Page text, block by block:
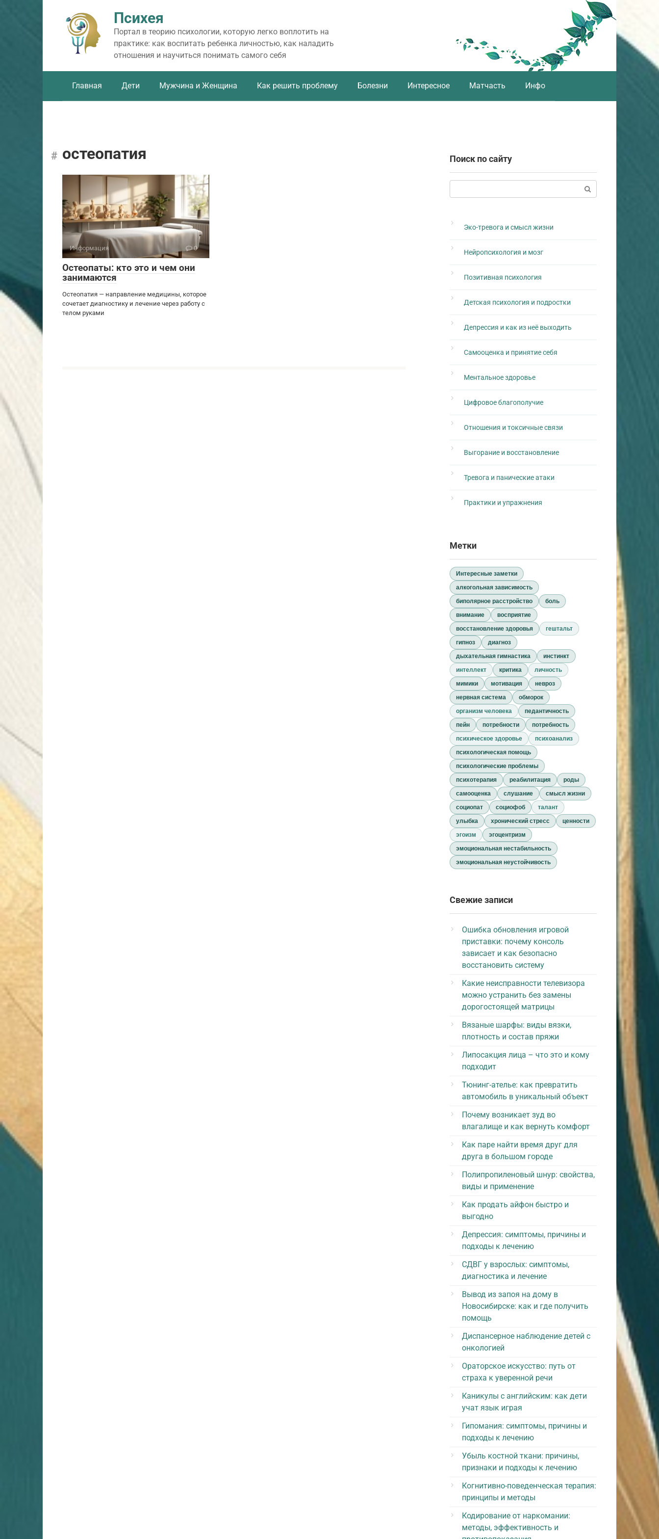
Психея
Портал в теорию психологии, которую легко воплотить на
практике: как воспитать ребенка личностью, как наладить
отношения и научиться понимать самого себя
Главная Дети Мужчина и Женщина Как решить проблему Болезни Интересное Матчасть Инфо
остеопатия
Информация 0
Остеопаты: кто это и чем они
занимаются
Остеопатия — направление медицины, которое
сочетает диагностику и лечение через работу с
телом руками
Поиск по сайту
Эко-тревога и смысл жизни
Нейропсихология и мозг
Позитивная психология
Детская психология и подростки
Депрессия и как из неё выходить
Самооценка и принятие себя
Ментальное здоровье
Цифровое благополучие
Отношения и токсичные связи
Выгорание и восстановление
Тревога и панические атаки
Практики и упражнения
Метки
Интересные заметки
алкогольная зависимость
биполярное расстройство
боль
внимание
восприятие
восстановление здоровья
гештальт
гипноз
диагноз
дыхательная гимнастика
инстинкт
интеллект
критика
личность
мимики
мотивация
невроз
нервная система
обморок
организм человека
педантичность
пейн
потребности
потребность
психическое здоровье
психоанализ
психологическая помощь
психологические проблемы
психотерапия
реабилитация
роды
самооценка
слушание
смысл жизни
социопат
социофоб
талант
улыбка
хронический стресс
ценности
эгоизм
эгоцентризм
эмоциональная нестабильность
эмоциональная неустойчивость
Свежие записи
Ошибка обновления игровой
приставки: почему консоль
зависает и как безопасно
восстановить систему
Какие неисправности телевизора
можно устранить без замены
дорогостоящей матрицы
Вязаные шарфы: виды вязки,
плотность и состав пряжи
Липосакция лица – что это и кому
подходит
Тюнинг-ателье: как превратить
автомобиль в уникальный объект
Почему возникает зуд во
влагалище и как вернуть комфорт
Как паре найти время друг для
друга в большом городе
Полипропиленовый шнур: свойства,
виды и применение
Как продать айфон быстро и
выгодно
Депрессия: симптомы, причины и
подходы к лечению
СДВГ у взрослых: симптомы,
диагностика и лечение
Вывод из запоя на дому в
Новосибирске: как и где получить
помощь
Диспансерное наблюдение детей с
онкологией
Ораторское искусство: путь от
страха к уверенной речи
Каникулы с английским: как дети
учат язык играя
Гипомания: симптомы, причины и
подходы к лечению
Убыль костной ткани: причины,
признаки и подходы к лечению
Когнитивно-поведенческая терапия:
принципы и методы
Кодирование от наркомании:
методы, эффективность и